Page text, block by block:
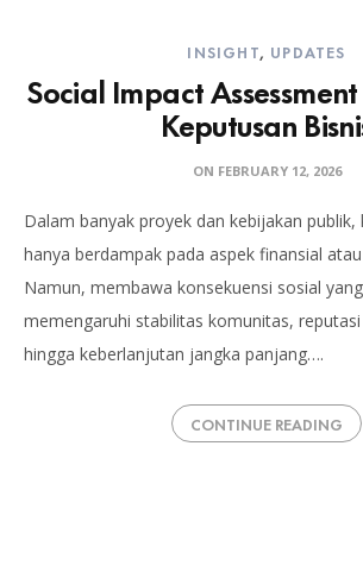
INSIGHT, UPDATES
Social Impact
Keputusan
ON FEBRUARY 12, 2026
Dalam banyak proyek dan kebijakan
hanya berdampak pada aspek finansial
Namun, membawa konsekuensi sosial
memengaruhi stabilitas komunitas,
hingga keberlanjutan jangka panjang….
CONTINUE READING